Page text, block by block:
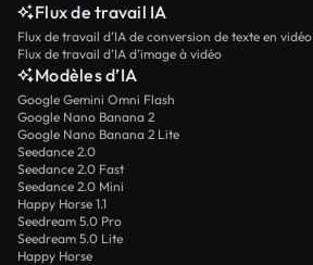
Flux de travail IA
Flux de travail d’IA de conversion de texte en vidéo
Flux de travail d’IA d’image à vidéo
Modèles d’IA
Google Gemini Omni Flash
Google Nano Banana 2
Google Nano Banana 2 Lite
Seedance 2.0
Seedance 2.0 Fast
Seedance 2.0 Mini
Happy Horse 1.1
Seedream 5.0 Pro
Seedream 5.0 Lite
Happy Horse